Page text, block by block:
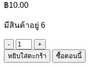
฿10.00
มีสินค้าอยู่ 6
จำนวน
กระดาษ
หยิบใส่ตะกร้า ซื้อตอนนี้